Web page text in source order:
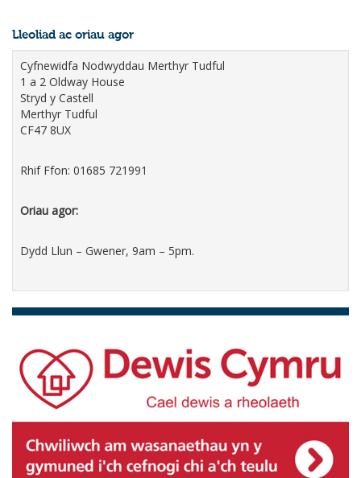
Lleoliad ac oriau agor
Cyfnewidfa Nodwyddau Merthyr Tudful
1 a 2 Oldway House
Stryd y Castell
Merthyr Tudful
CF47 8UX
Rhif Ffon: 01685 721991
Oriau agor:
Dydd Llun – Gwener, 9am – 5pm.